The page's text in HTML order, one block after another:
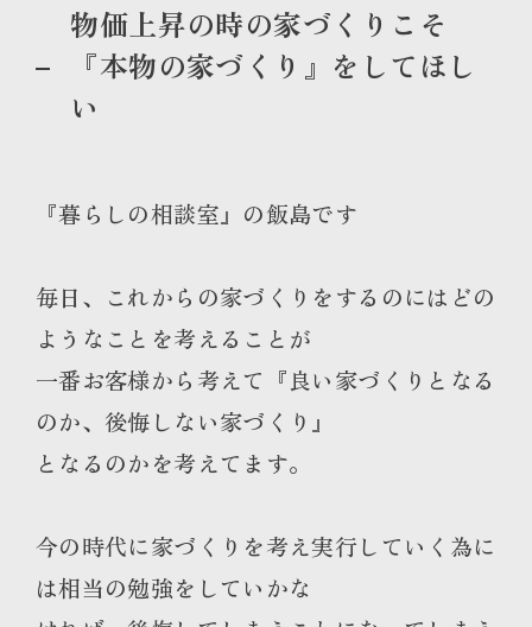
物価上昇の時の家づくりこそ
『本物の家づくり』をしてほし
い
『暮らしの相談室』の飯島です
毎日、これからの家づくりをするのにはどの
ようなことを考えることが
一番お客様から考えて『良い家づくりとなる
のか、後悔しない家づくり』
となるのかを考えてます。
今の時代に家づくりを考え実行していく為に
は相当の勉強をしていかな